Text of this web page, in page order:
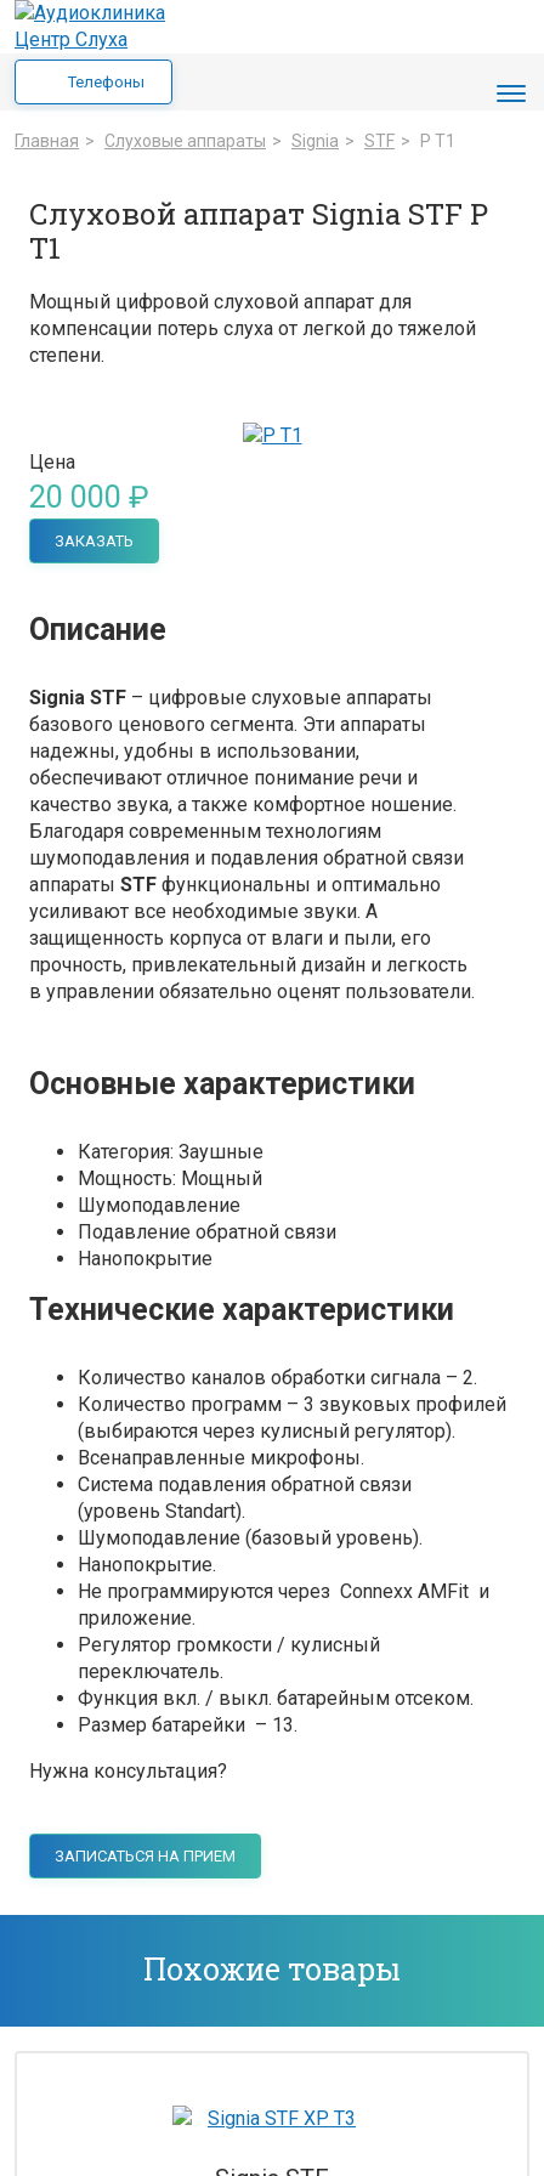
Телефоны
Главная > Cлуховые аппараты > Signia > STF > P T1
Слуховой аппарат Signia STF P
T1
Мощный цифровой слуховой аппарат для
компенсации потерь слуха от легкой до тяжелой
степени.
Цена
20 000 ₽
ЗАКАЗАТЬ
Описание
Signia STF – цифровые слуховые аппараты
базового ценового сегмента. Эти аппараты
надежны, удобны в использовании,
обеспечивают отличное понимание речи и
качество звука, а также комфортное ношение.
Благодаря современным технологиям
шумоподавления и подавления обратной связи
аппараты STF функциональны и оптимально
усиливают все необходимые звуки. А
защищенность корпуса от влаги и пыли, его
прочность, привлекательный дизайн и легкость
в управлении обязательно оценят пользователи.
Основные характеристики
Категория: Заушные
Мощность: Мощный
Шумоподавление
Подавление обратной связи
Нанопокрытие
Технические характеристики
Количество каналов обработки сигнала – 2.
Количество программ – 3 звуковых профилей
(выбираются через кулисный регулятор).
Всенаправленные микрофоны.
Система подавления обратной связи
(уровень Standart).
Шумоподавление (базовый уровень).
Нанопокрытие.
Не программируются через Connexx AMFit и
приложение.
Регулятор громкости / кулисный
переключатель.
Функция вкл. / выкл. батарейным отсеком.
Размер батарейки – 13.
Нужна консультация?
ЗАПИСАТЬСЯ НА ПРИЕМ
Похожие товары